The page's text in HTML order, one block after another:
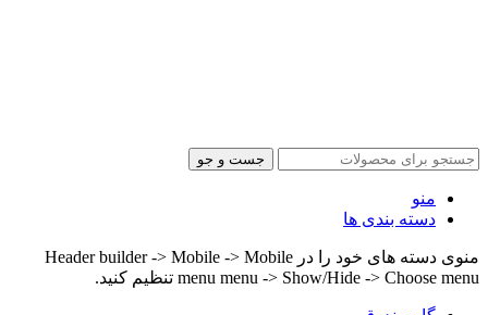
جست و جو
منو
دسته بندی ها
منوی دسته های خود را در Header builder -> Mobile -> Mobile
menu menu -> Show/Hide -> Choose menu تنظیم کنید.